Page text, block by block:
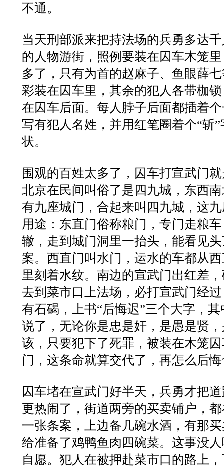
不通。
当天刑部派来把持法场的兵勇多达
的人物游街，照例要装在囚车木笼
多了，只有为首的赵麻子、鱼眼薛
彩装在囚车里，其余的犯人各带枷
在囚车后面。每人脖子后面都插着
写有犯人名姓，并用红笔圈着个“斩
状。
围观的百姓太多了，囚车打宣武门
北京在民间叫俗了是四九城，东西
有九座城门，合起来叫四九城，这
用途：东直门俗称粮门，专门走粮
辙，走到城门洞里一抬头，能看见
案。西直门叫水门，运水的车都从
里刻着水纹。南边的宣武门出红差
去到菜市口上法场，必打宣武门经
有石碣，上书“后悔迟”三个大字，
说了，无论你是忠是奸，是愚是贤
该，只要犯下了死罪，被装在木笼
门，这条命就算交代了，再怎么后
囚车堵在宣武门好半天，兵勇才把
更热闹了，街道两旁的买卖铺户，
一张条案，上边备几碗水酒，有那
给准备了鸡鸭鱼肉四碗菜。这事没
自愿。犯人在被押赴菜市口的路上